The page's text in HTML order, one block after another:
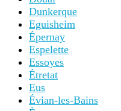
Dunkerque
Eguisheim
Épernay
Espelette
Essoyes
Étretat
Eus
Évian-les-Bains